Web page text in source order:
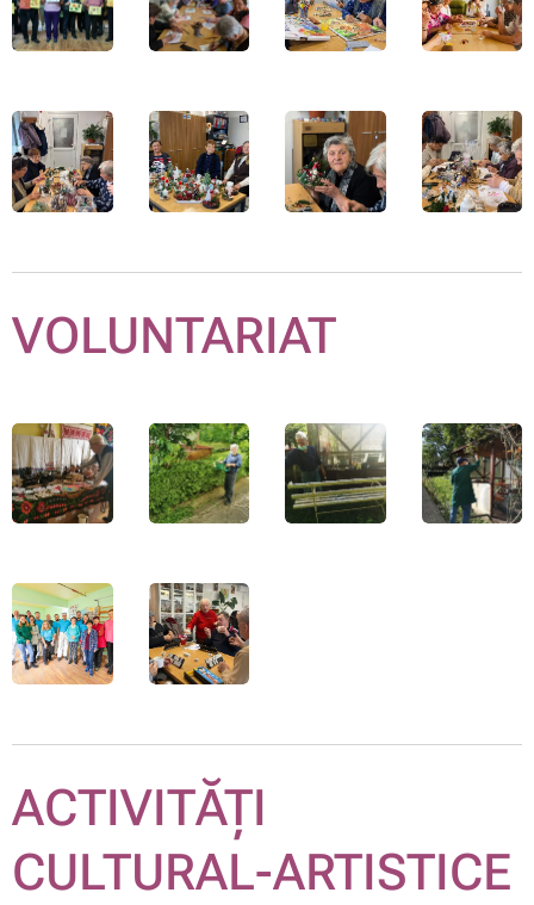
VOLUNTARIAT
ACTIVITĂȚI
CULTURAL-ARTISTICE